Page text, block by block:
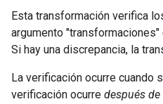
Esta transformación verifica
argumento
Si hay una discrepancia, la
La verificación ocurre cuando
verificación ocurre después de